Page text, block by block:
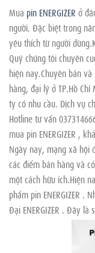
Mua pin ENERGIZER ở
người. Đặc biệt trong
yêu thích từ người
Quý chúng tôi chuyên
hiện nay.Chuyên bán và
hàng, đại lý ở TP.Hồ
ty có nhu cầu. Dịch vụ
Hotline tư vấn
mua pin ENERGIZER ,
Ngày nay, mạng xã hội
các điểm bán hàng và
một cách hữu ích.Hiện
phẩm pin ENERGIZER .
Đại ENERGIZER . Đây